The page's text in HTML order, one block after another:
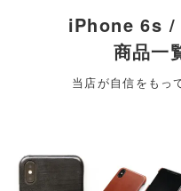
iPhone 6s /
商品一
当店が自信をもっ